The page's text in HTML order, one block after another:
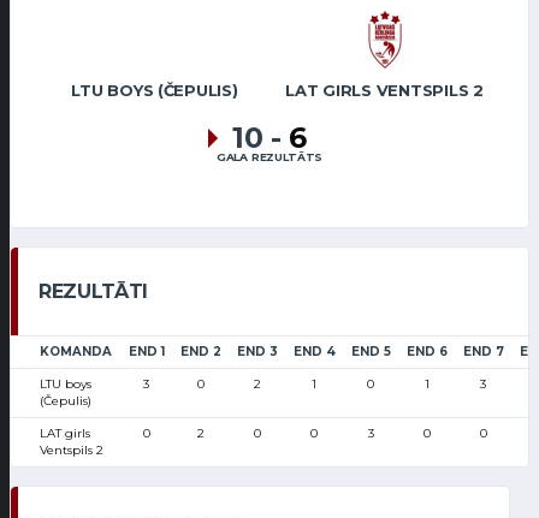
LTU BOYS (ČEPULIS) LAT GIRLS VENTSPILS 2
10 - 6
GALA REZULTĀTS
REZULTĀTI
KOMANDA END 1 END 2 END 3 END 4 END 5 END 6 END 7
LTU boys
(Čepulis)
3 0 2 1 0 1 3
LAT girls
Ventspils 2
0 2 0 0 3 0 0